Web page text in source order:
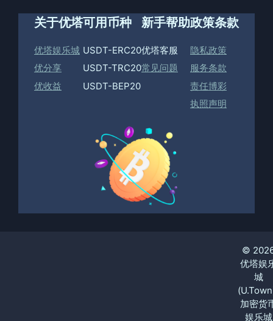
关于优塔
优塔娱乐城
优分享
优收益
可用币种
USDT-ERC20
USDT-TRC20
USDT-BEP20
新手帮助
优塔客服
常见问题
政策条款
隐私政策
服务条款
责任博彩
执照声明
©
优塔娱
城
加密货
娱乐城